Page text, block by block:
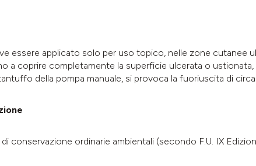
essere applicato solo per uso topico, nelle zone cutanee
a coprire completamente la superficie ulcerata o
della pompa manuale, si provoca la fuoriuscita di
conservazione ordinarie ambientali (secondo F.U. IX